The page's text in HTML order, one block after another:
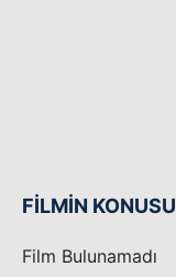
FİLMİN KONUSU
Film Bulunamadı